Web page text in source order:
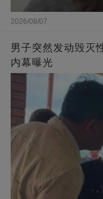
2026/08/07
男子突然发动毁灭
内幕曝光